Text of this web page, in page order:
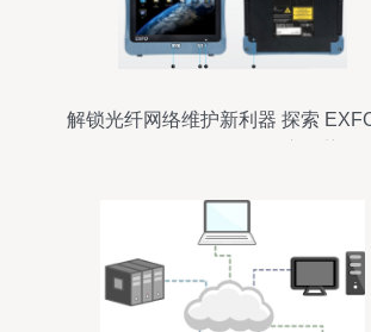
解锁光纤网络维护新利器 探索